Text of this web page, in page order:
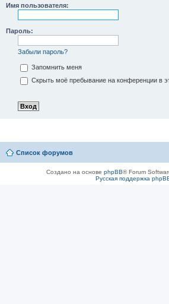
Имя пользователя:
Пароль:
Забыли пароль?
Запомнить меня
Скрыть моё пребывание на конференции в
Список форумов
Создано на основе phpBB® Forum
Русская поддержка